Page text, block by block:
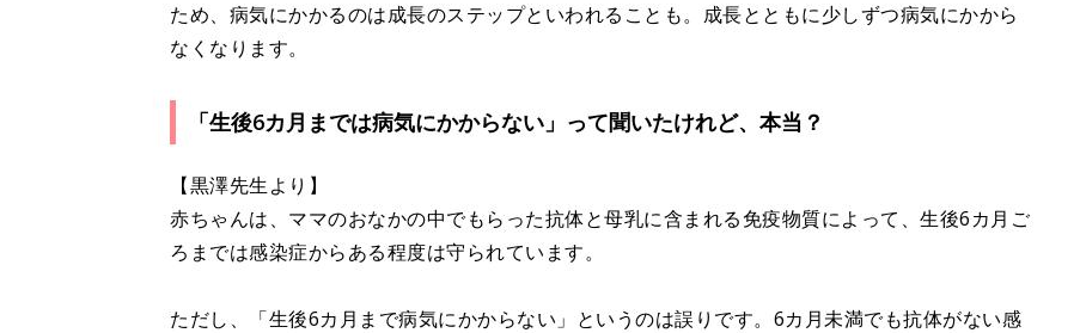
ため、病気にかかるのは成長のステップといわれることも。成長とともに少しずつ病気にかから
なくなります。
「生後6カ月までは病気にかからない」って聞いたけれど、本当？
【黒澤先生より】
赤ちゃんは、ママのおなかの中でもらった抗体と母乳に含まれる免疫物質によって、生後6カ月ご
ろまでは感染症からある程度は守られています。
ただし、「生後6カ月まで病気にかからない」というのは誤りです。6カ月未満でも抗体がない感